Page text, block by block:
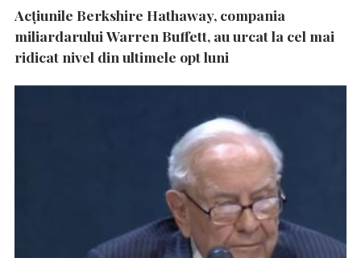
Acțiunile Berkshire Hathaway, compania
miliardarului Warren Buffett, au urcat la cel mai
ridicat nivel din ultimele opt luni